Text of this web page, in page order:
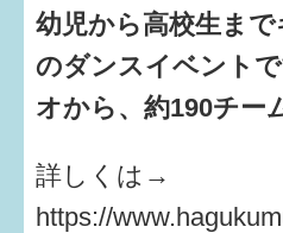
幼児から高校生ま
のダンスイベント
オから、約190チー
詳しくは→
https://